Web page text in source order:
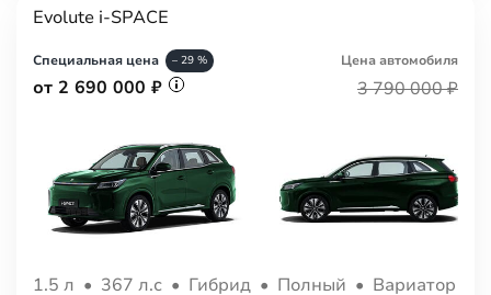
Evolute i-SPACE
Специальная цена – 29 %
от 2 690 000 ₽
Цена автомобиля
3 790 000 ₽
1.5 л • 367 л.с • Гибрид • Полный • Вариатор